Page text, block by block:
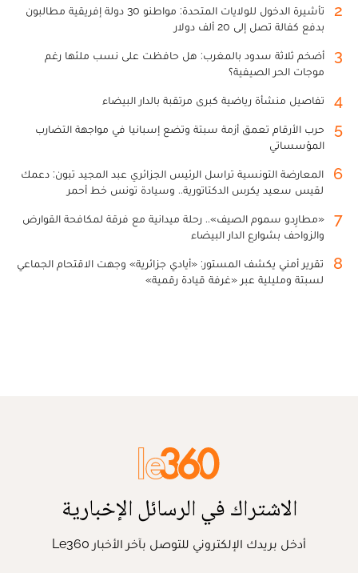
2
تأشيرة الدخول للولايات المتحدة: مواطنو 30 دولة إفريقية مطالبون
بدفع كفالة تصل إلى 20 ألف دولار
3
أضخم ثلاثة سدود بالمغرب: هل حافظت على نسب ملئها رغم
موجات الحر الصيفية؟
4 تفاصيل منشأة رياضية كبرى مرتقبة بالدار البيضاء
5
حرب الأرقام تعمق أزمة سبتة وتضع إسبانيا في مواجهة التضارب
المؤسساتي
6
المعارضة التونسية تراسل الرئيس الجزائري عبد المجيد تبون: دعمك
لقيس سعيد يكرس الدكتاتورية.. وسيادة تونس خط أحمر
7
«مطارِدو سموم الصيف».. رحلة ميدانية مع فرقة لمكافحة القوارض
والزواحف بشوارع الدار البيضاء
8
تقرير أمني يكشف المستور: «أيادي جزائرية» وجهت الاقتحام الجماعي
لسبتة ومليلية عبر «غرفة قيادة رقمية»
الاشتراك في الرسائل الإخبارية
أدخل بريدك الإلكتروني للتوصل بآخر الأخبار Le360